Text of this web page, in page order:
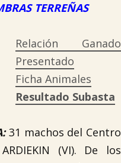
TERREÑAS
Relación Ganado
Presentado
Ficha Animales
Resultado Subasta
:31 machos del Centro
(VI). De los